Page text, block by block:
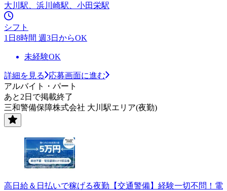
大川駅、浜川崎駅、小田栄駅
シフト
1日8時間 週3日からOK
未経験OK
詳細を見る
応募画面に進む
アルバイト・パート
あと2日で掲載終了
三和警備保障株式会社 大川駅エリア(夜勤)
高日給＆日払いで稼げる夜勤【交通警備】経験一切不問！電